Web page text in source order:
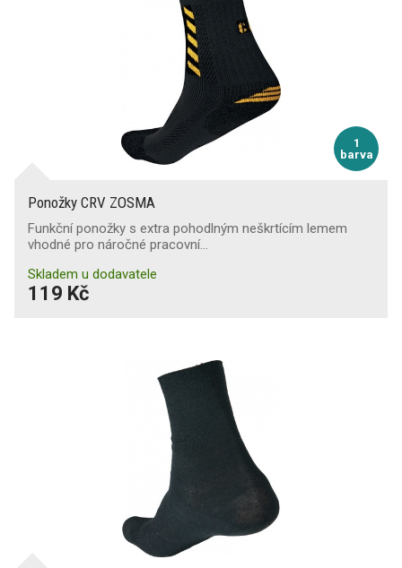
1
barva
Ponožky CRV ZOSMA
Funkční ponožky s extra pohodlným neškrtícím lemem
vhodné pro náročné pracovní…
Skladem u dodavatele
119 Kč